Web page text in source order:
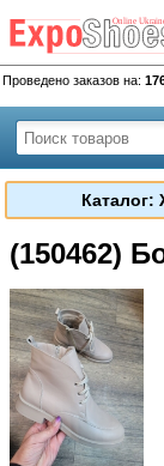
Проведено заказов на:
Каталог:
(150462)